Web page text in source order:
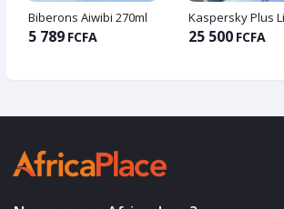
Biberons Aiwibi 270ml
5 789 FCFA 25 500 FCFA